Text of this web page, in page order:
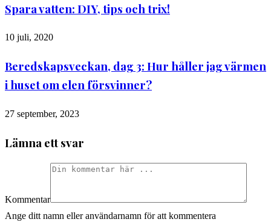
Spara vatten: DIY, tips och trix!
10 juli, 2020
Beredskapsveckan, dag 3: Hur håller jag värmen
i huset om elen försvinner?
27 september, 2023
Lämna ett svar
Kommentar
Ange ditt namn eller användarnamn för att kommentera